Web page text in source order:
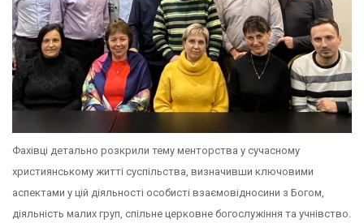
Фахівці детально розкрили тему менторства у сучасному
християнському житті суспільства, визначивши ключовими
аспектами у цій діяльності особисті взаємовідносини з Богом,
діяльність малих груп, спільне церковне богослужіння та учнівство.